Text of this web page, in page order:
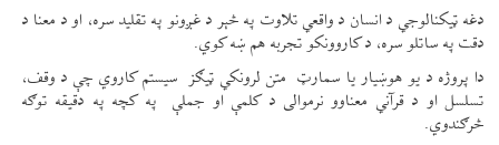
دغه ټیکنالوجي د انسان د واقعي تلاوت په څېر د غږونو په تقلید سره، او د معنا د
دقت په ساتلو سره، د کاروونکو تجربه هم ښه کوي.
دا پروژه د یو هوښیار یا سمارټ متن لرونکي ټیګز ‌ سیستم کاروي چې د وقف،
تسلسل او د قرآني معناوو نرموالی د کلمې او جملې په کچه په دقیقه توګه
څرګندوي.